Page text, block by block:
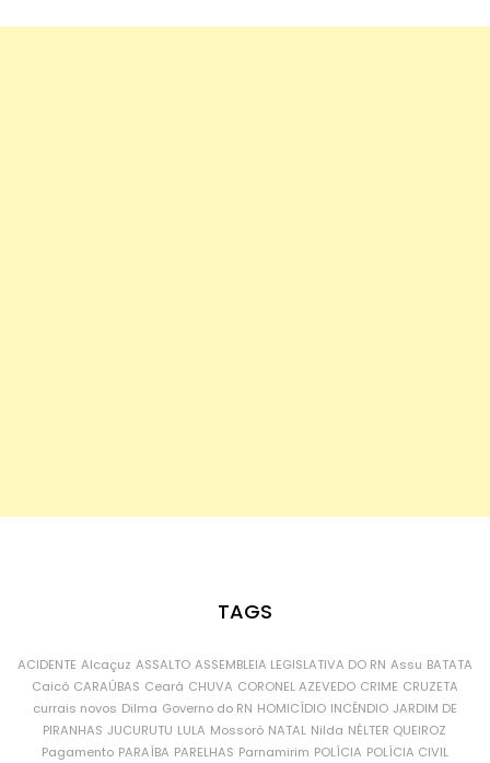
TAGS
ACIDENTE Alcaçuz ASSALTO ASSEMBLEIA LEGISLATIVA DO RN Assu BATATA
Caicó CARAÚBAS Ceará CHUVA CORONEL AZEVEDO CRIME CRUZETA
currais novos Dilma Governo do RN HOMICÍDIO INCÊNDIO JARDIM DE
PIRANHAS JUCURUTU LULA Mossoró NATAL Nilda NÉLTER QUEIROZ
Pagamento PARAÍBA PARELHAS Parnamirim POLÍCIA POLÍCIA CIVIL